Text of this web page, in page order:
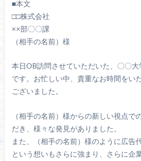
■本文
□□株式会社
××部〇〇課
（相手の名前）様
本日OB訪問させていただいた、〇〇大
です。お忙しい中、貴重なお時間をい
ございました。
（相手の名前）様からの新しい視点で
だき、様々な発見がありました。
また、（相手の名前）様のように広告
という想いもさらに強まり、さらに企